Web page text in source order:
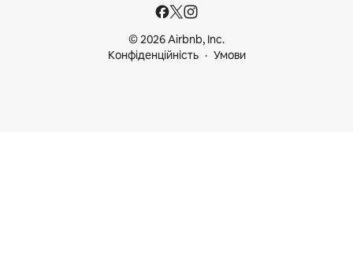
© 2026 Airbnb, Inc.
Конфіденційність
Умови